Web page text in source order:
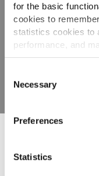
for the basic
cookies to
statistics cookies to
performance, and
personalized
By clicking 'Allow all
all cookies. If you'd
you can do so by
'Allow selection.'
To learn more
You can withdraw or
Selection
Necessary
Preferences
Statistics
Άλλοι